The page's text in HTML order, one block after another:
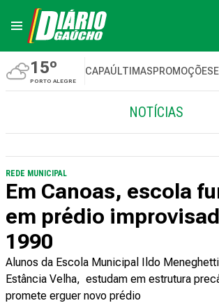
15º
PORTO ALEGRE
CAPAÚLTIMASPROMOÇÕES
NOTÍCIAS
REDE MUNICIPAL
Em Canoas, escola
em prédio
1990
Alunos da Escola Municipal Ildo
Estância Velha, estudam em estrutura
promete erguer novo prédio